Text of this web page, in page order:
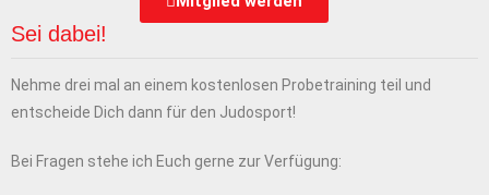
Sei dabei!
Nehme drei mal an einem kostenlosen Probetraining teil und
entscheide Dich dann für den Judosport!
Bei Fragen stehe ich Euch gerne zur Verfügung: